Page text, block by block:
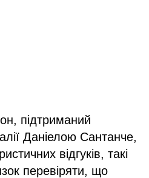
підтриманий
Даніелою Сантанче,
відгуків, такі
перевіряти, що